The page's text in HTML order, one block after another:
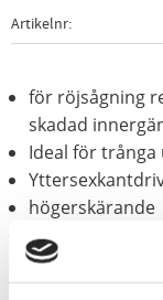
Artikelnr
för röjsågning
skadad
Ideal för
högerskärande
Specialstål